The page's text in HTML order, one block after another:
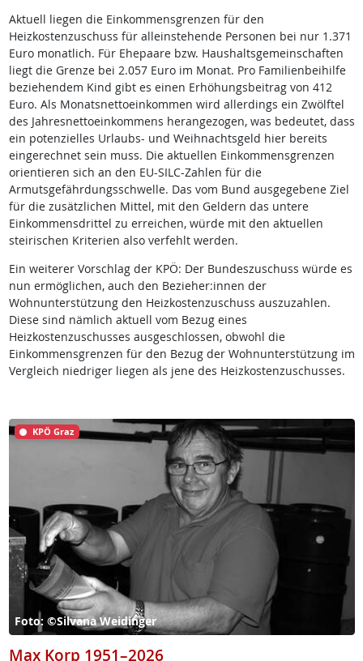
Aktuell liegen die Einkommensgrenzen für den
Heizkostenzuschuss für alleinstehende Personen bei nur 1.371
Euro monatlich. Für Ehepaare bzw. Haushaltsgemeinschaften
liegt die Grenze bei 2.057 Euro im Monat. Pro Familienbeihilfe
beziehendem Kind gibt es einen Erhöhungsbeitrag von 412
Euro. Als Monatsnettoeinkommen wird allerdings ein Zwölftel
des Jahresnettoeinkommens herangezogen, was bedeutet, dass
ein potenzielles Urlaubs- und Weihnachtsgeld hier bereits
eingerechnet sein muss. Die aktuellen Einkommensgrenzen
orientieren sich an den EU-SILC-Zahlen für die
Armutsgefährdungsschwelle. Das vom Bund ausgegebene Ziel
für die zusätzlichen Mittel, mit den Geldern das untere
Einkommensdrittel zu erreichen, würde mit den aktuellen
steirischen Kriterien also verfehlt werden.
Ein weiterer Vorschlag der KPÖ: Der Bundeszuschuss würde es
nun ermöglichen, auch den Bezieher:innen der
Wohnunterstützung den Heizkostenzuschuss auszuzahlen.
Diese sind nämlich aktuell vom Bezug eines
Heizkostenzuschusses ausgeschlossen, obwohl die
Einkommensgrenzen für den Bezug der Wohnunterstützung im
Vergleich niedriger liegen als jene des Heizkostenzuschusses.
KPÖ Graz
Foto: ©Silvana Weidinger
Max Korp 1951–2026